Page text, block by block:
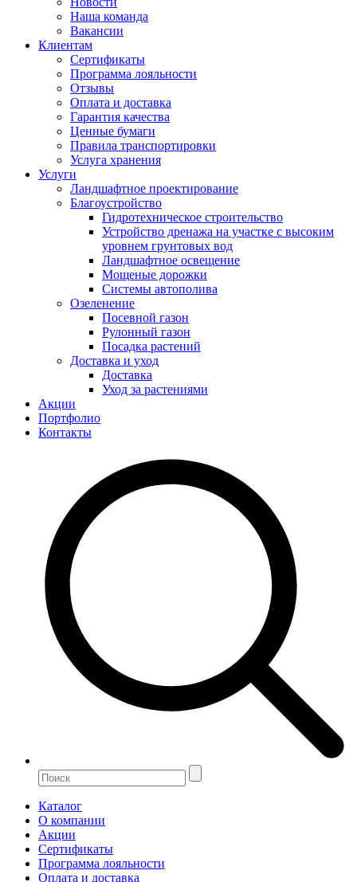
Наша команда
Вакансии
Клиентам
Сертификаты
Программа лояльности
Отзывы
Оплата и доставка
Гарантия качества
Ценные бумаги
Правила транспортировки
Услуга хранения
Услуги
Ландшафтное проектирование
Благоустройство
Гидротехническое строительство
Устройство дренажа на участке с высоким
уровнем грунтовых вод
Ландшафтное освещение
Мощеные дорожки
Системы автополива
Озеленение
Посевной газон
Рулонный газон
Посадка растений
Доставка и уход
Доставка
Уход за растениями
Акции
Портфолио
Контакты
Каталог
О компании
Акции
Сертификаты
Программа лояльности
Оплата и доставка